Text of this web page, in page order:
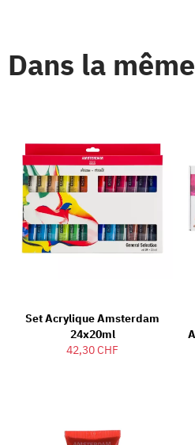
Dans la
Set Acrylique Amsterdam
24x20ml
42,30 CHF